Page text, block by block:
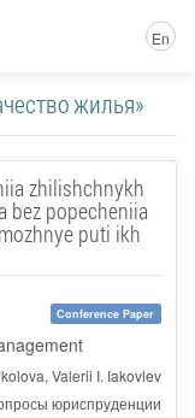
En
жилья»
zhilishchnykh
bez popecheniia
puti ikh
Conference Paper
Valerii I. Iakovlev
юриспруденции